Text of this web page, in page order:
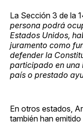
La Sección 3 de la
persona podrá
Estados Unidos,
juramento como
defender la
participado en una
país o prestado
En otros estados,
también han